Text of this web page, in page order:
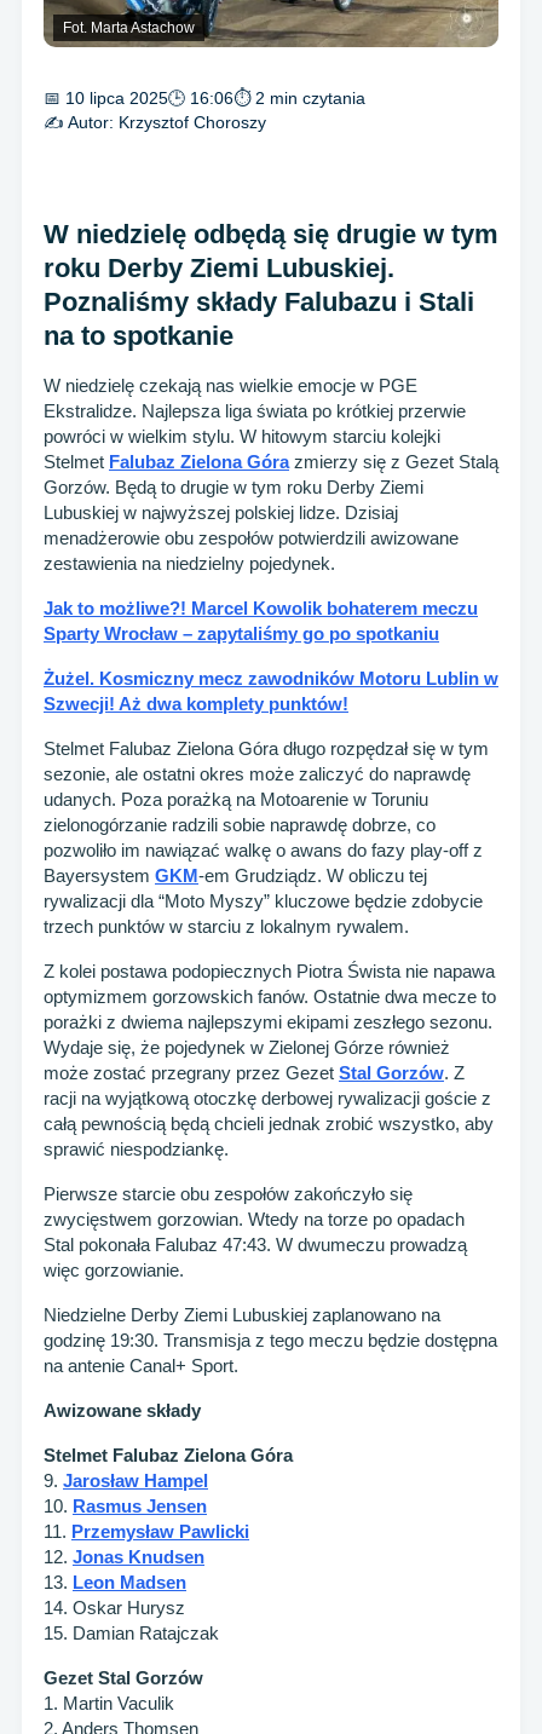
Fot. Marta Astachow
📅 10 lipca 2025🕒 16:06⏱ 2 min czytania
✍️ Autor: Krzysztof Choroszy
W niedzielę odbędą się drugie w tym
roku Derby Ziemi Lubuskiej.
Poznaliśmy składy Falubazu i Stali
na to spotkanie
W niedzielę czekają nas wielkie emocje w PGE
Ekstralidze. Najlepsza liga świata po krótkiej przerwie
powróci w wielkim stylu. W hitowym starciu kolejki
Stelmet Falubaz Zielona Górazmierzy się z Gezet Stalą
Gorzów. Będą to drugie w tym roku Derby Ziemi
Lubuskiej w najwyższej polskiej lidze. Dzisiaj
menadżerowie obu zespołów potwierdzili awizowane
zestawienia na niedzielny pojedynek.
Jak to możliwe?! Marcel Kowolik bohaterem meczu
Sparty Wrocław – zapytaliśmy go po spotkaniu
Żużel. Kosmiczny mecz zawodników Motoru Lublin w
Szwecji! Aż dwa komplety punktów!
Stelmet Falubaz Zielona Góra długo rozpędzał się w tym
sezonie, ale ostatni okres może zaliczyć do naprawdę
udanych. Poza porażką na Motoarenie w Toruniu
zielonogórzanie radzili sobie naprawdę dobrze, co
pozwoliło im nawiązać walkę o awans do fazy play-off z
Bayersystem GKM-em Grudziądz. W obliczu tej
rywalizacji dla “Moto Myszy” kluczowe będzie zdobycie
trzech punktów w starciu z lokalnym rywalem.
Z kolei postawa podopiecznych Piotra Śwista nie napawa
optymizmem gorzowskich fanów. Ostatnie dwa mecze to
porażki z dwiema najlepszymi ekipami zeszłego sezonu.
Wydaje się, że pojedynek w Zielonej Górze również
może zostać przegrany przez Gezet Stal Gorzów. Z
racji na wyjątkową otoczkę derbowej rywalizacji goście z
całą pewnością będą chcieli jednak zrobić wszystko, aby
sprawić niespodziankę.
Pierwsze starcie obu zespołów zakończyło się
zwycięstwem gorzowian. Wtedy na torze po opadach
Stal pokonała Falubaz 47:43. W dwumeczu prowadzą
więc gorzowianie.
Niedzielne Derby Ziemi Lubuskiej zaplanowano na
godzinę 19:30. Transmisja z tego meczu będzie dostępna
na antenie Canal+ Sport.
Awizowane składy
Stelmet Falubaz Zielona Góra
9. Jarosław Hampel
10. Rasmus Jensen
11. Przemysław Pawlicki
12. Jonas Knudsen
13. Leon Madsen
14. Oskar Hurysz
15. Damian Ratajczak
Gezet Stal Gorzów
1. Martin Vaculik
2. Anders Thomsen